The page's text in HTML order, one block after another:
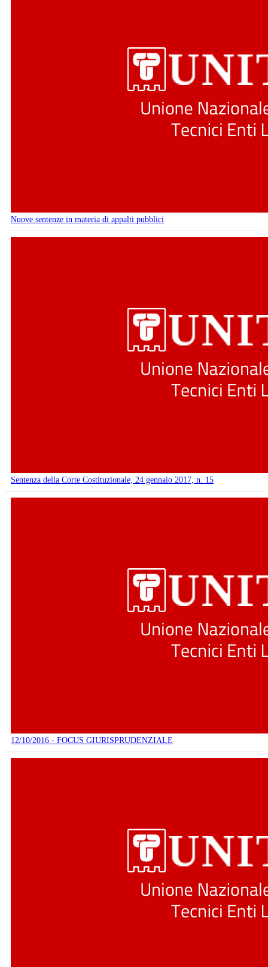
Nuove sentenze in materia di appalti pubblici
Sentenza della Corte Costituzionale, 24 gennaio 2017, n. 15
12/10/2016 - FOCUS GIURISPRUDENZIALE